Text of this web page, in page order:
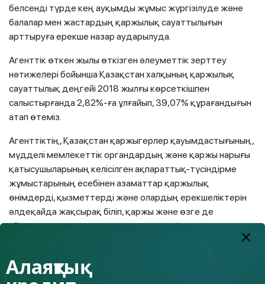
белсенді түрде кең ауқымды жұмыс жүргізілуде және
балалар мен жастардың қаржылық сауаттылығын
арттыруға ерекше назар аударылуда.
Агенттік өткен жылы өткізген әлеуметтік зерттеу
нәтижелері бойынша Қазақстан халқының қаржылық
сауаттылық деңгейі 2018 жылғы көрсеткішпен
салыстырғанда 2,82%-ға ұлғайып, 39,07% құрағандығын
атап өтеміз.
Агенттіктің, Қазақстан қаржыгерлер қауымдастығының,
мүдделі мемлекеттік органдардың және қаржы нарығы
қатысушыларының келісілген ақпараттық-түсіндірме
жұмыстарының есебінен азаматтар қаржылық
өнімдерді, қызметтерді және олардың ерекшеліктерін
әлдеқайда жақсырақ біліп, қаржы және өзге де
ұйымдармен өзара дұрыс әрекет етуді және жалпы
қаржы әлемінде бейімделуді үйренді. 2024 жылға қарай
Алаяқтық